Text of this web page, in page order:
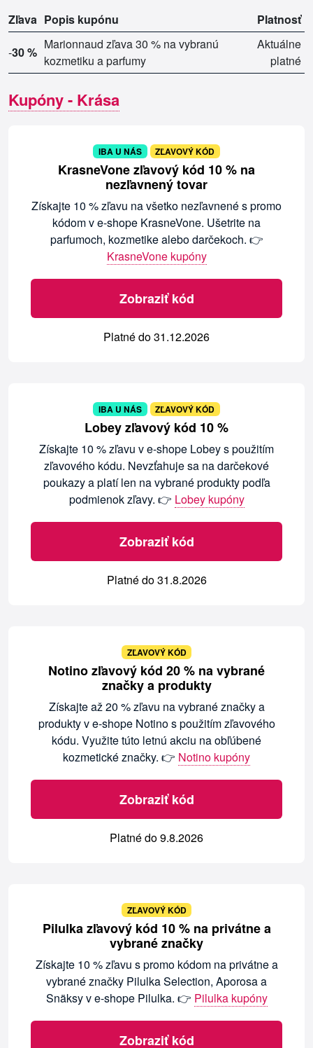
Zľava Popis kupónu Platnosť
-30 %
Marionnaud zľava 30 % na vybranú
kozmetiku a parfumy
Aktuálne
platné
Kupóny - Krása
IBA U NÁS ZĽAVOVÝ KÓD
KrasneVone zľavový kód 10 % na
nezľavnený tovar
Získajte 10 % zľavu na všetko nezľavnené s promo
kódom v e-shope KrasneVone. Ušetrite na
parfumoch, kozmetike alebo darčekoch. 👉
KrasneVone kupóny
Zobraziť kód
Platné do 31.12.2026
IBA U NÁS ZĽAVOVÝ KÓD
Lobey zľavový kód 10 %
Získajte 10 % zľavu v e-shope Lobey s použitím
zľavového kódu. Nevzťahuje sa na darčekové
poukazy a platí len na vybrané produkty podľa
podmienok zľavy. 👉 Lobey kupóny
Zobraziť kód
Platné do 31.8.2026
ZĽAVOVÝ KÓD
Notino zľavový kód 20 % na vybrané
značky a produkty
Získajte až 20 % zľavu na vybrané značky a
produkty v e-shope Notino s použitím zľavového
kódu. Využite túto letnú akciu na obľúbené
kozmetické značky. 👉 Notino kupóny
Zobraziť kód
Platné do 9.8.2026
ZĽAVOVÝ KÓD
Pilulka zľavový kód 10 % na privátne a
vybrané značky
Získajte 10 % zľavu s promo kódom na privátne a
vybrané značky Pilulka Selection, Aporosa a
Snäksy v e-shope Pilulka. 👉 Pilulka kupóny
Zobraziť kód